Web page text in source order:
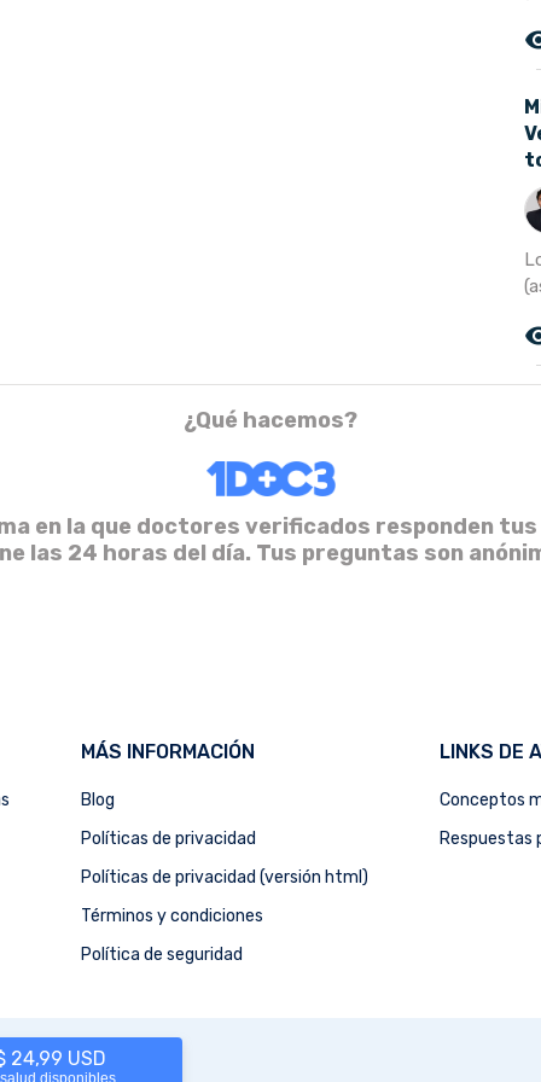
¿Qué hacemos?
en la que doctores verificados responden
las 24 horas del día. Tus preguntas son
24,99 USD
disponibles
MÁS INFORMACIÓN
Blog
Políticas de privacidad
Políticas de privacidad (versión html)
Términos y condiciones
Política de seguridad
LINKS DE
Conceptos
Respuestas